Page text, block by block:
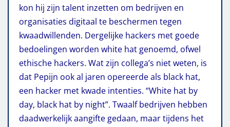
kon hij zijn talent inzetten om bedrijven en
organisaties digitaal te beschermen tegen
kwaadwillenden. Dergelijke hackers met goede
bedoelingen worden white hat genoemd, ofwel
ethische hackers. Wat zijn collega’s niet weten, is
dat Pepijn ook al jaren opereerde als black hat,
een hacker met kwade intenties. “White hat by
day, black hat by night”. Twaalf bedrijven hebben
daadwerkelijk aangifte gedaan, maar tijdens het